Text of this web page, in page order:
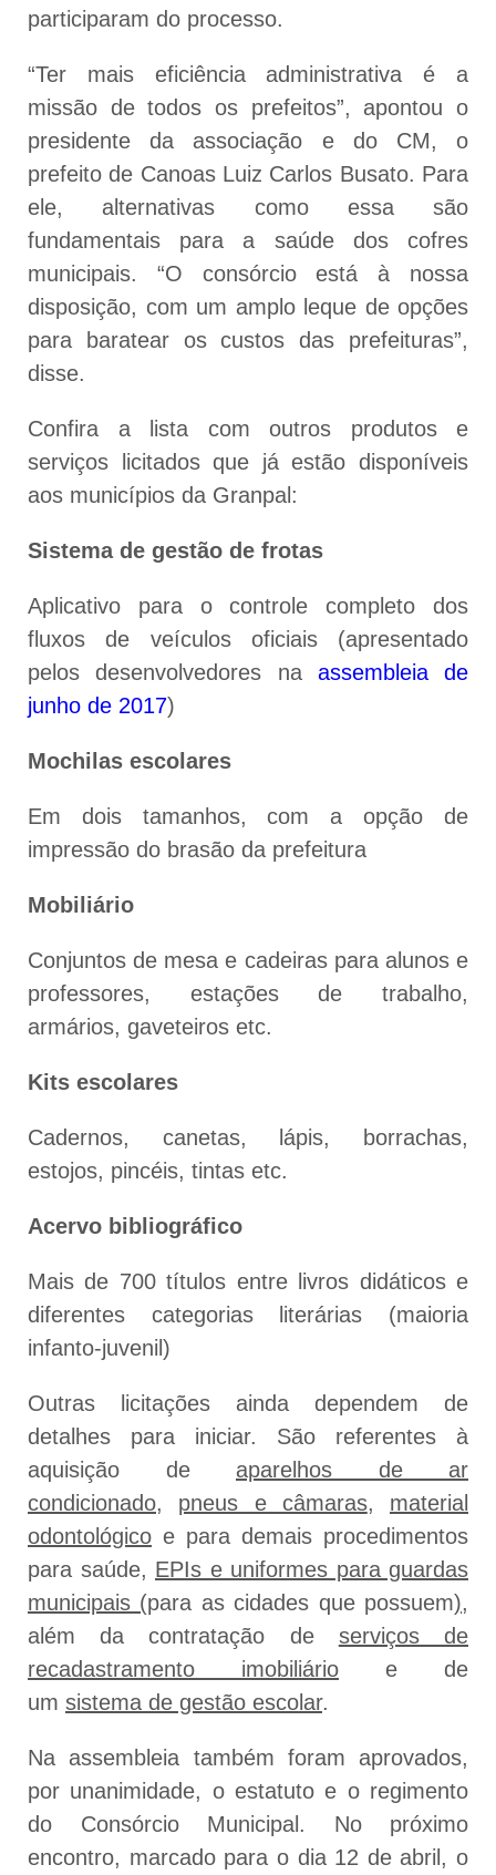
participaram do processo.
“Ter mais eficiência administrativa é a
missão de todos os prefeitos”, apontou o
presidente da associação e do CM, o
prefeito de Canoas Luiz Carlos Busato. Para
ele, alternativas como essa são
fundamentais para a saúde dos cofres
municipais. “O consórcio está à nossa
disposição, com um amplo leque de opções
para baratear os custos das prefeituras”,
disse.
Confira a lista com outros produtos e
serviços licitados que já estão disponíveis
aos municípios da Granpal:
Sistema de gestão de frotas
Aplicativo para o controle completo dos
fluxos de veículos oficiais (apresentado
pelos desenvolvedores na assembleia de
junho de 2017)
Mochilas escolares
Em dois tamanhos, com a opção de
impressão do brasão da prefeitura
Mobiliário
Conjuntos de mesa e cadeiras para alunos e
professores, estações de trabalho,
armários, gaveteiros etc.
Kits escolares
Cadernos, canetas, lápis, borrachas,
estojos, pincéis, tintas etc.
Acervo bibliográfico
Mais de 700 títulos entre livros didáticos e
diferentes categorias literárias (maioria
infanto-juvenil)
Outras licitações ainda dependem de
detalhes para iniciar. São referentes à
aquisição de aparelhos de ar
condicionado, pneus e câmaras, material
odontológico e para demais procedimentos
para saúde, EPIs e uniformes para guardas
municipais (para as cidades que possuem),
além da contratação de serviços de
recadastramento imobiliário e de
um sistema de gestão escolar.
Na assembleia também foram aprovados,
por unanimidade, o estatuto e o regimento
do Consórcio Municipal. No próximo
encontro, marcado para o dia 12 de abril, o